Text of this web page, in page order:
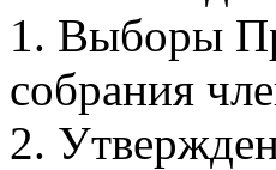
1. Выборы
собрания
2.